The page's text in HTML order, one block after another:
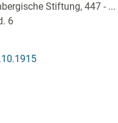
Stiftung, 447 -
6